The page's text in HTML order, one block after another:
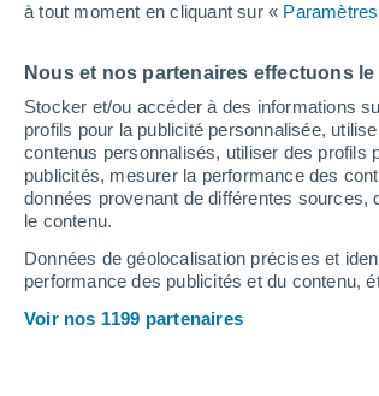
à tout moment en cliquant sur « Paramètres
Nous et nos partenaires effectuons
Stocker et/ou accéder à des informations
profils pour la publicité personnalisée,
contenus personnalisés, utiliser des profils
publicités, mesurer la performance des
données provenant de différentes
le contenu.
Données de géolocalisation précises et
performance des publicités et du contenu,
Voir nos 1199 partenaires
Carlsbourg
Chassepierre
Chiny
Corbion
Ebly
Erezée